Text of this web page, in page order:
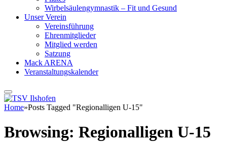
Wirbelsäulengymnastik – Fit und Gesund
Unser Verein
Vereinsführung
Ehrenmitglieder
Mitglied werden
Satzung
Mack ARENA
Veranstaltungskalender
Home»Posts Tagged "Regionalligen U-15"
Browsing: Regionalligen U-15